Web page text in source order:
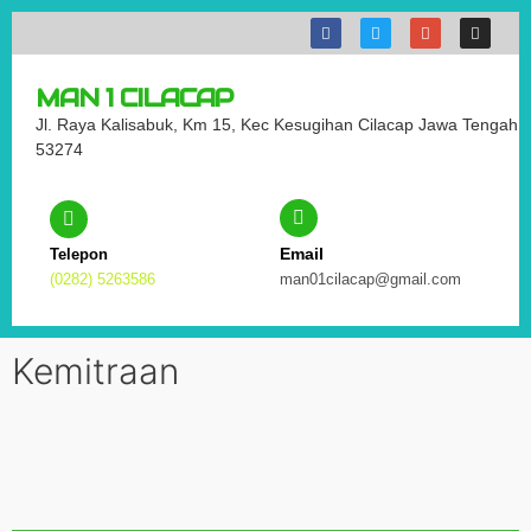
MAN 1 CILACAP
Jl. Raya Kalisabuk, Km 15, Kec Kesugihan Cilacap Jawa Tengah
53274
Telepon
(0282) 5263586
Email
man01cilacap@gmail.com
Kemitraan